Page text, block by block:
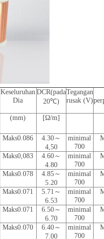
Keseluruhan
Dia
DCR(pada
20℃)
Tegangan
rusak (V)
(mm) [Ω/m]
Maks0.086
4.30～
4,50
minimal
700
Maks0,083
4.60～
4.80
minimal
700
Maks0.078
4.85～
5.20
minimal
700
Maks0.071
5.71～
6.53
minimal
700
Maks0.071
6.50～
6.70
minimal
700
Maks0.070
6.40～
7.00
minimal
700